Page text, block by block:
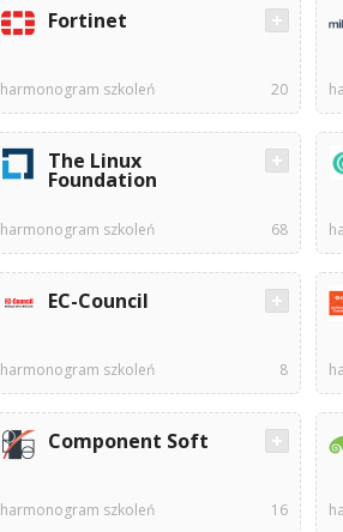
Fortinet
harmonogram szkoleń 20
The Linux
Foundation
harmonogram szkoleń 68
EC-Council
harmonogram szkoleń 8
Component Soft
harmonogram szkoleń 16